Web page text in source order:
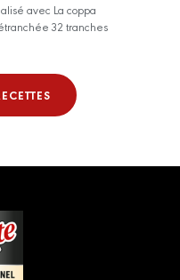
avec La coppa
32 tranches